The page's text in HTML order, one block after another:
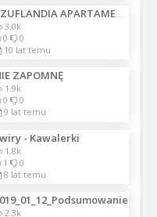
3.0k
0
0
10 lat temu
ZAPOMNĘ
1.9k
0
0
9 lat temu
- Kawalerki
1.8k
1
0
8 lat temu
2.3k